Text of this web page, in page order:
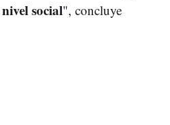
nivel social", concluye